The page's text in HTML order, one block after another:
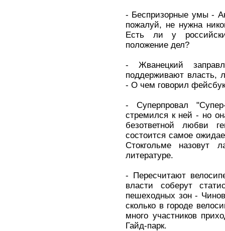
- Беспризорные умы -
пожалуй, не нужна
Есть ли у
положение дел?
- Жванецкий
поддерживают власть,
- О чем говорил
- Суперпровал
стремился к ней - но
безответной любви
состоится самое
Стокгольме назовут
литературе.
- Пересчитают
власти соберут
пешеходных зон -
сколько в городе
много участников
Гайд-парк.